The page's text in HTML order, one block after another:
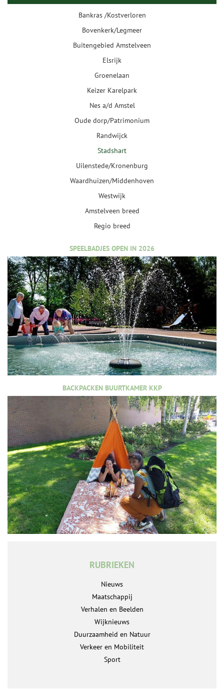
Bankras /Kostverloren
Bovenkerk/Legmeer
Buitengebied Amstelveen
Elsrijk
Groenelaan
Keizer Karelpark
Nes a/d Amstel
Oude dorp/Patrimonium
Randwijck
Stadshart
Uilenstede/Kronenburg
Waardhuizen/Middenhoven
Westwijk
Amstelveen breed
Regio breed
SPEELBADJES OPEN IN 2026
BACKPACKEN BUURTKAMER KKP
RUBRIEKEN
Nieuws
Maatschappij
Verhalen en Beelden
Wijknieuws
Duurzaamheid en Natuur
Verkeer en Mobiliteit
Sport